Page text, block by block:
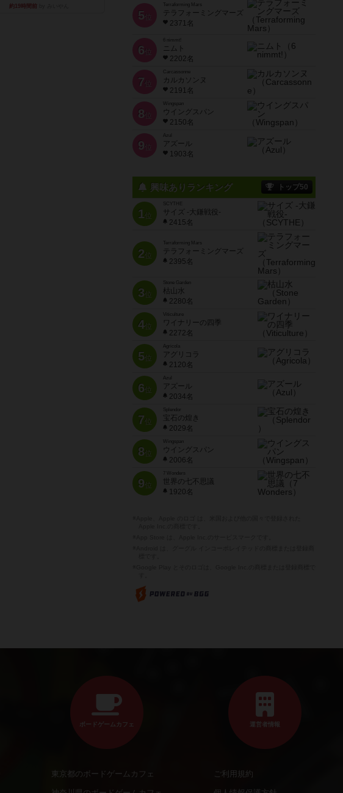
約19時間前
5 位
Terraforming Mars
テラフォーミングマーズ
2371名
6 位
ニムト
2202名
7 位
Carcassonne
カルカソンヌ
2191名
8 位
Wingspan
ウイングスパン
2150名
9 位
Azul
アズール
1903名
興味ありランキング トップ50
1位
SCYTHE
サイズ -大鎌戦役-
2415名
2位
Terraforming Mars
テラフォーミングマーズ
2395名
3位
Stone Garden
枯山水
2280名
4位
Viticulture
ワイナリーの四季
2272名
5位
Agricola
アグリコラ
2120名
6位
Azul
アズール
2034名
7位
宝石の煌き
2029名
8位
Wingspan
ウイングスパン
2006名
9位
7 Wonders
世界の七不思議
1920名
ボードゲームカフェ
東京都のボードゲームカフェ
運営者情報
ご利用規約